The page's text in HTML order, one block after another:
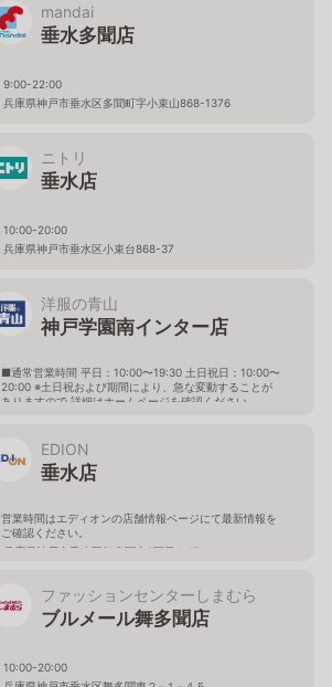
mandai
垂水多聞店
9:00-22:00
兵庫県神戸市垂水区多聞町字小束山868-1376
ニトリ
垂水店
10:00-20:00
兵庫県神戸市垂水区小束台868-37
洋服の青山
神戸学園南インター店
■通常営業時間 平日：10:00〜19:30 土日祝日：10:00〜
20:00 ※土日祝および期間により、急な変動することが
ありますので 詳細はホームページを確認ください
EDION
垂水店
営業時間はエディオンの店舗情報ページにて最新情報を
ご確認ください。
兵庫県神戸市垂水区舞多聞東2丁目1-45
ファッションセンターしまむら
ブルメール舞多聞店
10:00-20:00